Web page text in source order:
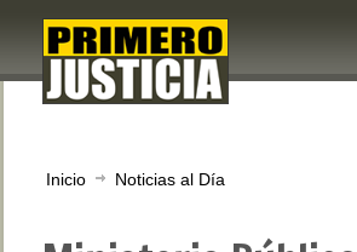
Inicio Noticias al Día